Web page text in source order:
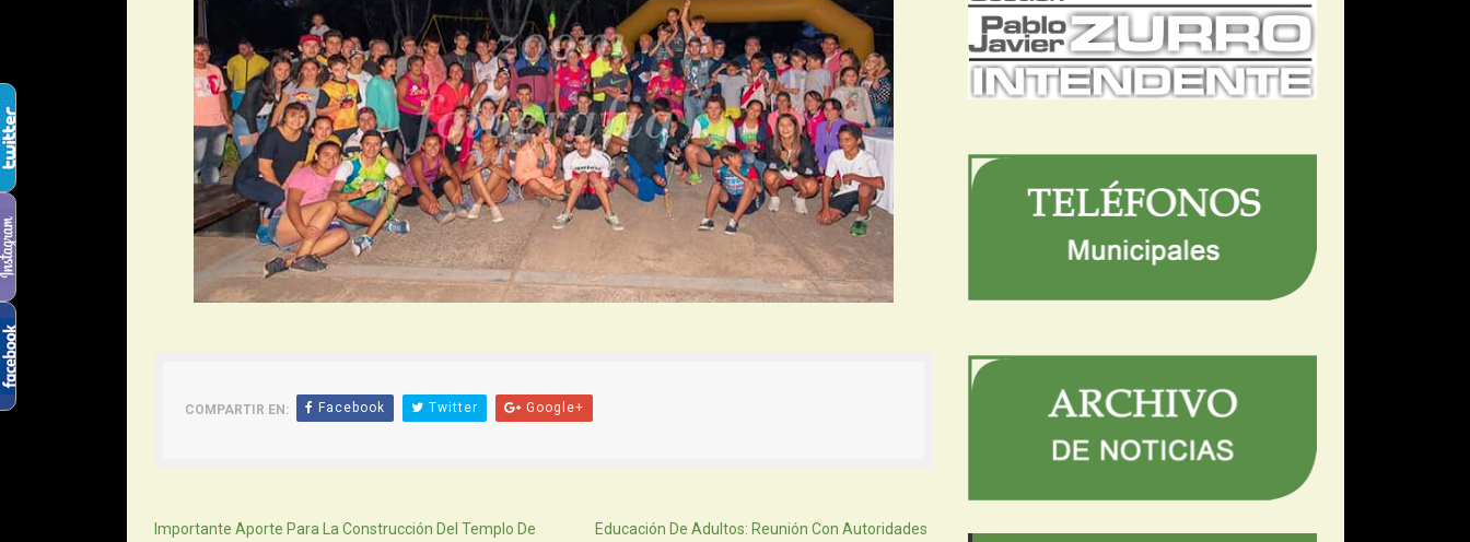
COMPARTIR EN: Facebook Twitter Google+
Importante Aporte Para La Construcción Del Templo De
Educación De Adultos: Reunión Con Autoridades